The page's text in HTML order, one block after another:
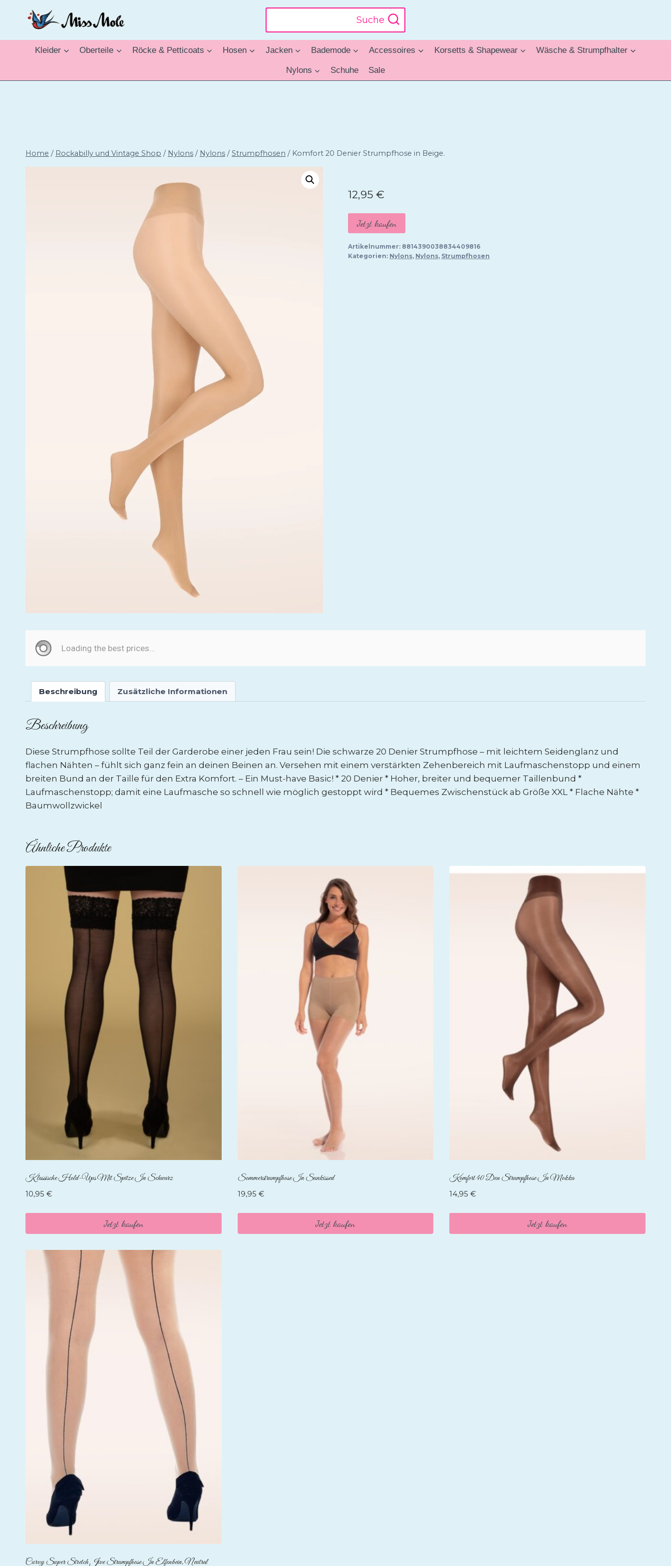
Suche
Kleider Oberteile Röcke & Petticoats Hosen Jacken Bademode Accessoires Korsetts & Shapewear Wäsche & Strumpfhalter
Nylons Schuhe Sale
Home / Rockabilly und Vintage Shop / Nylons / Nylons / Strumpfhosen / Komfort 20 Denier Strumpfhose in Beige.
12,95 €
Jetzt kaufen
Artikelnummer: 8814390038834409816
Kategorien: Nylons, Nylons, Strumpfhosen
Beschreibung Zusätzliche Informationen
Beschreibung
Diese Strumpfhose sollte Teil der Garderobe einer jeden Frau sein! Die schwarze 20 Denier Strumpfhose – mit leichtem Seidenglanz und
flachen Nähten – fühlt sich ganz fein an deinen Beinen an. Versehen mit einem verstärkten Zehenbereich mit Laufmaschenstopp und einem
breiten Bund an der Taille für den Extra Komfort. – Ein Must-have Basic! * 20 Denier * Hoher, breiter und bequemer Taillenbund *
Laufmaschenstopp; damit eine Laufmasche so schnell wie möglich gestoppt wird * Bequemes Zwischenstück ab Größe XXL * Flache Nähte *
Baumwollzwickel
Ähnliche Produkte
Klassische Hold-Ups Mit Spitze In Schwarz
10,95 €
Jetzt kaufen
Sommerstrumpfhose In Sunkissed
19,95 €
Jetzt kaufen
Komfort 40 Den Strumpfhose In Mokka
14,95€
Jetzt kaufen
Curvy Super Stretch Jive Strumpfhose In Elfenbein, Neutral